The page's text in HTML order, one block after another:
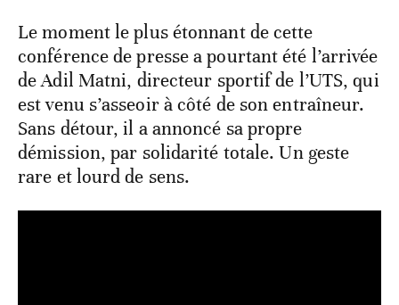
Le moment le plus étonnant de cette
conférence de presse a pourtant été l’arrivée
de Adil Matni, directeur sportif de l’UTS, qui
est venu s’asseoir à côté de son entraîneur.
Sans détour, il a annoncé sa propre
démission, par solidarité totale. Un geste
rare et lourd de sens.